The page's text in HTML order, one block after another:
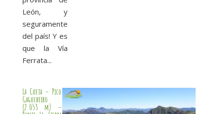
León, y
seguramente
del país! Y es
que la Vía
Ferrata...
La Cueta – Pico
Gagucheiro
(2.053 m) –